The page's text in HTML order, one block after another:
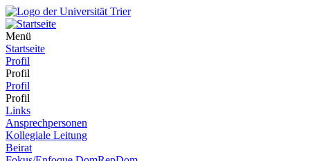
Menü
Startseite
Profil
Profil
Profil
Profil
Links
Ansprechpersonen
Kollegiale Leitung
Beirat